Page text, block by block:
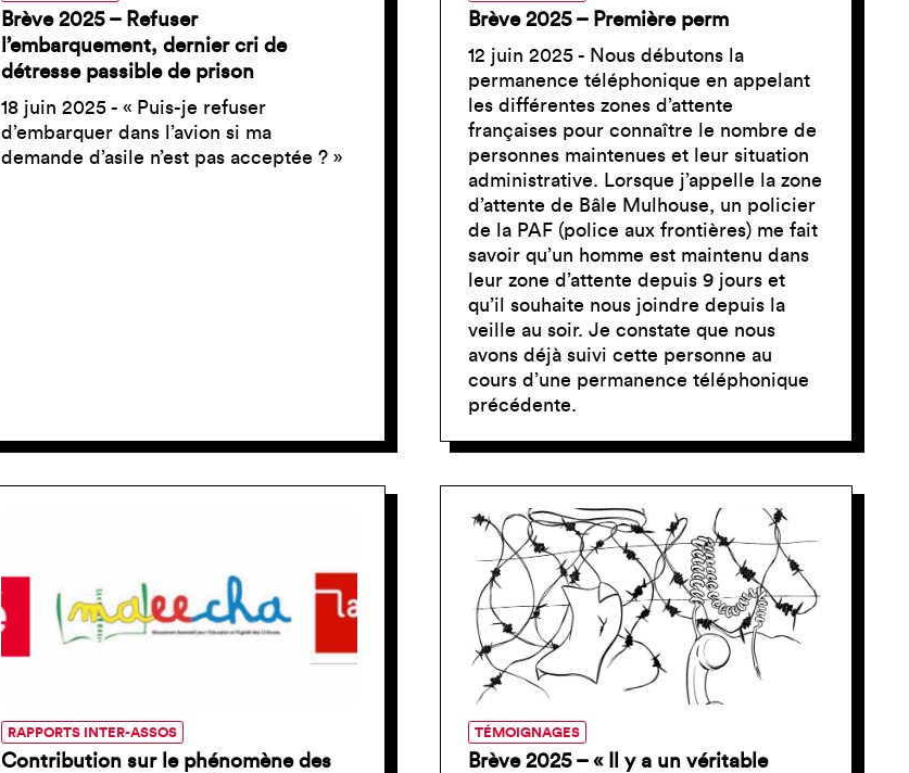
Brève 2025 – Refuser
l’embarquement, dernier cri de
détresse passible de prison
18 juin 2025 - « Puis-je refuser
d’embarquer dans l’avion si ma
demande d’asile n’est pas acceptée ? »
Brève 2025 – Première perm
12 juin 2025 - Nous débutons la
permanence téléphonique en appelant
les différentes zones d’attente
françaises pour connaître le nombre de
personnes maintenues et leur situation
administrative. Lorsque j’appelle la zone
d’attente de Bâle Mulhouse, un policier
de la PAF (police aux frontières) me fait
savoir qu’un homme est maintenu dans
leur zone d’attente depuis 9 jours et
qu’il souhaite nous joindre depuis la
veille au soir. Je constate que nous
avons déjà suivi cette personne au
cours d’une permanence téléphonique
précédente.
RAPPORTS INTER-ASSOS
Contribution sur le phénomène des
TÉMOIGNAGES
Brève 2025 – « Il y a un véritable